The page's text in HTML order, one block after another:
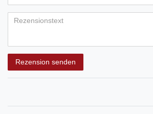
Rezension senden